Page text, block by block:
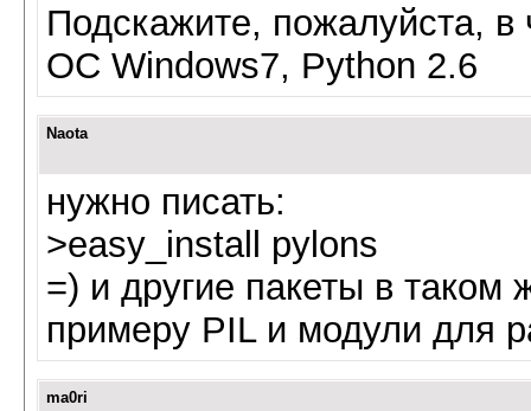
Подскажите, пожалуйста, в
ОС Windows7, Python 2.6
Naota
нужно писать:
>easy_install pylons
=) и другие пакеты в таком
примеру PIL и модули для
ma0ri